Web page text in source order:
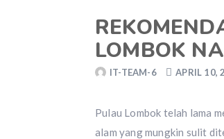
LOMBOK
IT-TEAM-6 APRIL 10,
Pulau Lombok telah lama
alam yang mungkin sulit